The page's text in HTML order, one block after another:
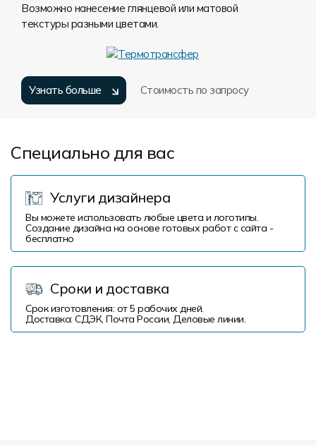
Возможно нанесение глянцевой или матовой
текстуры разными цветами.
Узнать больше Стоимость по запросу
Специально для вас
Услуги дизайнера
Вы можете использовать любые цвета и логотипы.
Создание дизайна на основе готовых работ с сайта -
бесплатно
Сроки и доставка
Срок изготовления: от 5 рабочих дней.
Доставка: СДЭК, Почта России, Деловые линии.